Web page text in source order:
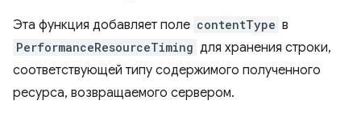
Эта функция добавляет поле contentType в
PerformanceResourceTiming для хранения строки,
соответствующей типу содержимого полученного
ресурса, возвращаемого сервером.